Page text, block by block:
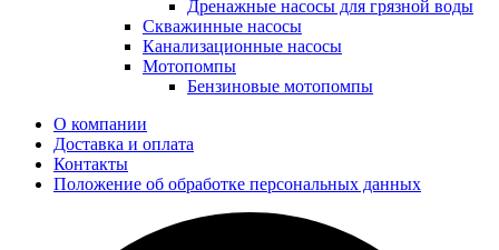
Дренажные насосы для грязной воды
Скважинные насосы
Канализационные насосы
Мотопомпы
Бензиновые мотопомпы
О компании
Доставка и оплата
Контакты
Положение об обработке персональных данных